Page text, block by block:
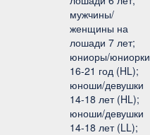
мужчины/
женщины на
лошади 7 лет;
юниоры/юниорки
16-21 год (HL);
юноши/девушки
14-18 лет (HL);
юноши/девушки
14-18 лет (LL);